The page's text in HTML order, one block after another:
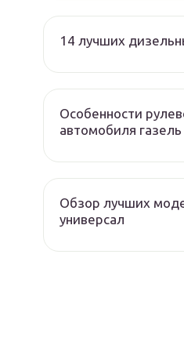
14 лучших
Особенности
автомобиля газель
Обзор лучших
универсал